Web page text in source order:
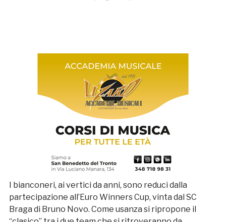
I bianconeri, ai vertici da anni, sono reduci dalla
partecipazione all’Euro Winners Cup, vinta dal SC
Braga di Bruno Novo. Come usanza si ripropone il